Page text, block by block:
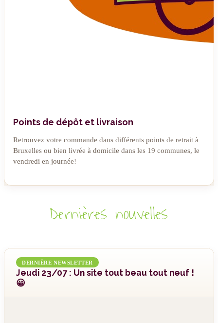
Points de dépôt et livraison
Retrouvez votre commande dans différents points de retrait à
Bruxelles ou bien livrée à domicile dans les 19 communes, le
vendredi en journée!
Dernières nouvelles
DERNIÈRE NEWSLETTER
Jeudi 23/07 : Un site tout beau tout neuf !
😀